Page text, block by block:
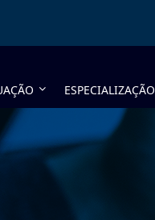
ESPECIALIZAÇÃO